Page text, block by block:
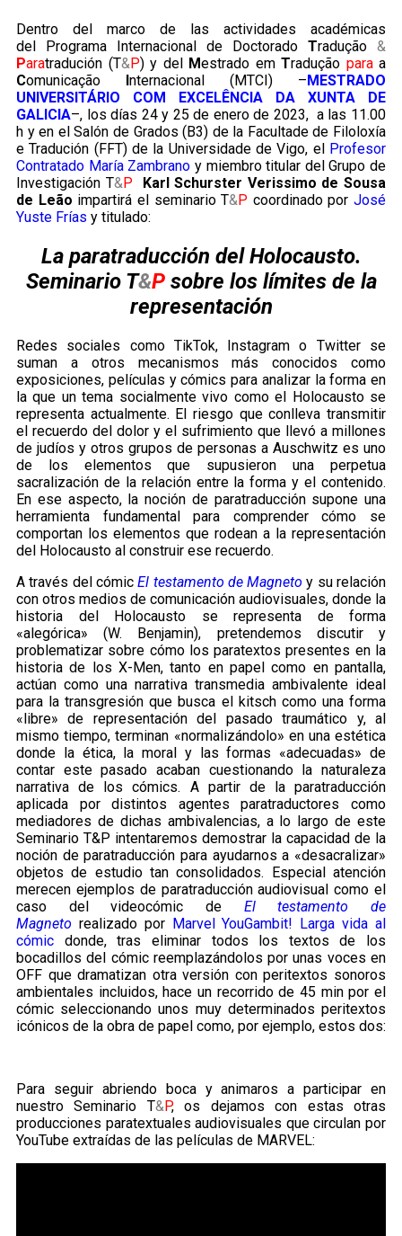
Dentro del marco de las actividades académicas
del Programa Internacional de Doctorado Tradução &
Paratradución (T&P) y del Mestrado em Tradução paraa
Comunicação Internacional (MTCI) –MESTRADO
UNIVERSITÁRIO COM EXCELÊNCIA DA XUNTA DE
GALICIA–, los días 24 y 25 de enero de 2023, a las 11.00
h y en el Salón de Grados (B3) de la Facultade de Filoloxía
e Tradución (FFT) de la Universidade de Vigo, el Profesor
Contratado María Zambrano y miembro titular del Grupo de
Investigación T&P
Karl Schurster Verissimo de Sousa
de Leão impartirá el seminario T&P coordinado por José
Yuste Frías y titulado:
La paratraducción del Holocausto.
Seminario T&Psobre los límites de la
representación
Redes sociales como TikTok, Instagram o Twitter se
suman a otros mecanismos más conocidos como
exposiciones, películas y cómics para analizar la forma en
la que un tema socialmente vivo como el Holocausto se
representa actualmente. El riesgo que conlleva transmitir
el recuerdo del dolor y el sufrimiento que llevó a millones
de judíos y otros grupos de personas a Auschwitz es uno
de los elementos que supusieron una perpetua
sacralización de la relación entre la forma y el contenido.
En ese aspecto, la noción de paratraducción supone una
herramienta fundamental para comprender cómo se
comportan los elementos que rodean a la representación
del Holocausto al construir ese recuerdo.
A través del cómicEl testamento de Magneto y su relación
con otros medios de comunicación audiovisuales, donde la
historia del Holocausto se representa de forma
«alegórica» (W. Benjamin), pretendemos discutir y
problematizar sobre cómo los paratextos presentes en la
historia de los X-Men, tanto en papel como en pantalla,
actúan como una narrativa transmedia ambivalente ideal
para la transgresión que busca el kitsch como una forma
«libre» de representación del pasado traumático y, al
mismo tiempo, terminan «normalizándolo» en una estética
donde la ética, la moral y las formas «adecuadas» de
contar este pasado acaban cuestionando la naturaleza
narrativa de los cómics. A partir de la paratraducción
aplicada por distintos agentes paratraductores como
mediadores de dichas ambivalencias, a lo largo de este
Seminario T&P intentaremos demostrar la capacidad de la
noción de paratraducción para ayudarnos a «desacralizar»
objetos de estudio tan consolidados. Especial atención
merecen ejemplos de paratraducción audiovisual como el
caso del videocómic de El testamento de
Magneto realizado por Marvel YouGambit! Larga vida al
cómic donde, tras eliminar todos los textos de los
bocadillos del cómic reemplazándolos por unas voces en
OFF que dramatizan otra versión con peritextos sonoros
ambientales incluidos, hace un recorrido de 45 min por el
cómic seleccionando unos muy determinados peritextos
icónicos de la obra de papel como, por ejemplo, estos dos:
Para seguir abriendo boca y animaros a participar en
nuestro Seminario T&P, os dejamos con estas otras
producciones paratextuales audiovisuales que circulan por
YouTube extraídas de las películas de MARVEL: